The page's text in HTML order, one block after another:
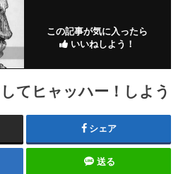
この記事が気に入ったら
いいねしよう！
てヒャッハー！しよう
シェア
送る